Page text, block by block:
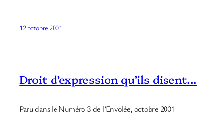
12 octobre 2001
Droit d’expression qu’ils disent…
Paru dans le Numéro 3 de l’Envolée, octobre 2001